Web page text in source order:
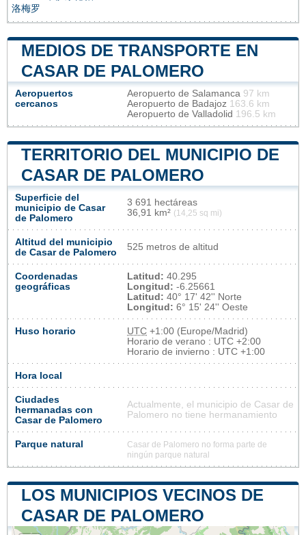
洛梅罗
MEDIOS DE TRANSPORTE EN
CASAR DE PALOMERO
Aeropuertos
cercanos
Aeropuerto de Salamanca 97 km
Aeropuerto de Badajoz 163.6 km
Aeropuerto de Valladolid 196.5 km
TERRITORIO DEL MUNICIPIO DE
CASAR DE PALOMERO
Superficie del
municipio de Casar
de Palomero
3 691 hectáreas
36,91 km² (14,25 sq mi)
Altitud del municipio
de Casar de Palomero
525 metros de altitud
Coordenadas
geográficas
Latitud: 40.295
Longitud: -6.25661
Latitud: 40° 17' 42'' Norte
Longitud: 6° 15' 24'' Oeste
Huso horario UTC +1:00 (Europe/Madrid)
Horario de verano : UTC +2:00
Horario de invierno : UTC +1:00
Hora local
Ciudades
hermanadas con
Casar de Palomero
Actualmente, el municipio de Casar de
Palomero no tiene hermanamiento
Parque natural
Casar de Palomero no forma parte de
ningún parque natural
LOS MUNICIPIOS VECINOS DE
CASAR DE PALOMERO